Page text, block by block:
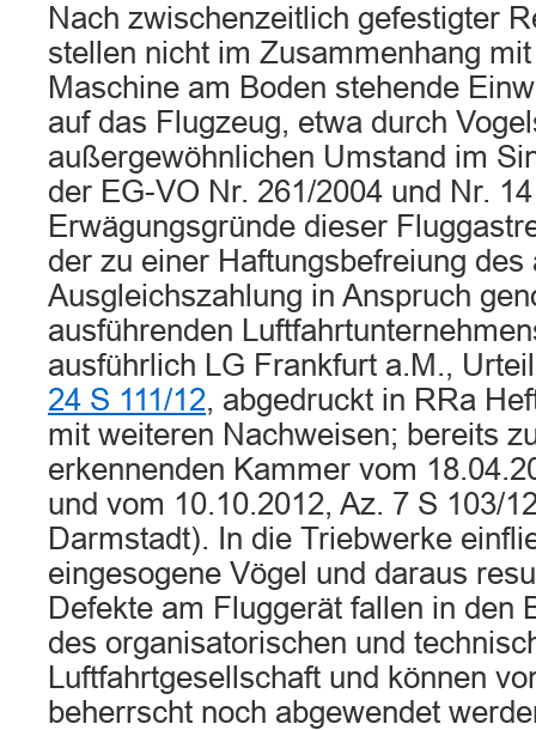
Nach zwischenzeitlich gefestigter
stellen nicht im Zusammenhang
Maschine am Boden stehende
auf das Flugzeug, etwa durch
außergewöhnlichen Umstand im
der EG-VO Nr. 261/2004 und Nr.
Erwägungsgründe dieser
der zu einer Haftungsbefreiung des
Ausgleichszahlung in Anspruch
ausführenden
ausführlich LG Frankfurt a.M.,
24 S 111/12, abgedruckt in RRa
mit weiteren Nachweisen; bereits
erkennenden Kammer vom
und vom 10.10.2012, Az. 7 S 103/
Darmstadt). In die Triebwerke
eingesogene Vögel und daraus
Defekte am Fluggerät fallen in den
des organisatorischen und
Luftfahrtgesellschaft und können
beherrscht noch abgewendet